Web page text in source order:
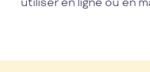
utiliser en ligne ou en